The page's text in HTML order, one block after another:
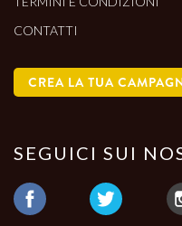
CONTATTI
CREA LA TUA
SEGUICI SUI